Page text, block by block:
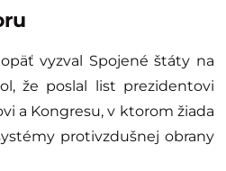
vyzval Spojené štáty na
že poslal list prezidentovi
a Kongresu, v ktorom žiada
protivzdušnej obrany